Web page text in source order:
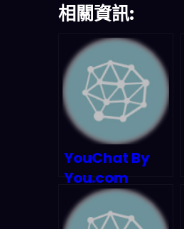
相關資訊:
YouChat By
You.com